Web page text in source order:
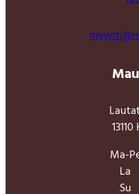
Ma-
La
Su